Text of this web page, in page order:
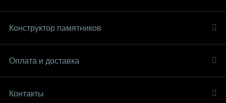
Конструктор памятников
Оплата и доставка
Контакты